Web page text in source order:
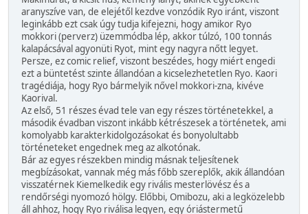
aranyszíve van, de elejétől kezdve vonzódik Ryo iránt, viszont
leginkább ezt csak úgy tudja kifejezni, hogy amikor Ryo
mokkori (perverz) üzemmódba lép, akkor túlzó, 100 tonnás
kalapácsával agyonüti Ryot, mint egy nagyra nőtt legyet.
Persze, ez comic relief, viszont beszédes, hogy miért engedi
ezt a büntetést szinte állandóan a kicselezhetetlen Ryo. Kaori
tragédiája, hogy Ryo bármelyik nővel mokkori-zna, kivéve
Kaorival.
Az első, 51 részes évad tele van egy részes történetekkel, a
második évadban viszont inkább kétrészesek a történetek, ami
komolyabb karakterkidolgozásokat és bonyolultabb
történeteket engednek meg az alkotónak.
Bár az egyes részekben mindig másnak teljesítenek
megbízásokat, vannak még más főbb szereplők, akik állandóan
visszatérnek Kiemelkedik egy rivális mesterlövész és a
rendőrségi nyomozó hölgy. Előbbi, Omibozu, aki a legközelebb
áll ahhoz, hogy Ryo riválisa legyen, egy óriástermetű